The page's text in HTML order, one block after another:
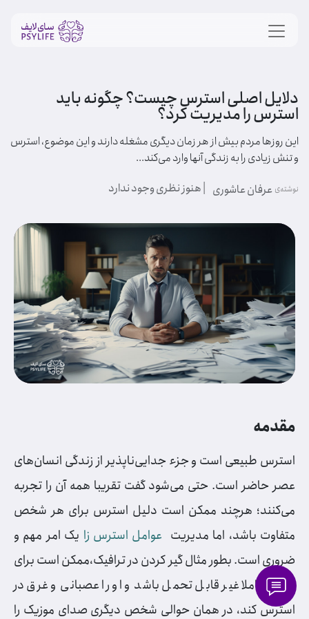
دلایل اصلی استرس چیست؟ چگونه باید
استرس را مدیریت کرد؟
این روزها مردم بیش از هر زمان دیگری مشغله دارند و این موضوع، استرس
و تنش زیادی را به زندگی آنها وارد می‌کند...
نوشته‌ی عرفان عاشوری | هنوز نظری وجود ندارد
مقدمه
استرس طبیعی است و جزء جدایی‌ناپذیر از زندگی انسان‌های
عصر حاضر است. حتی می‌شود گفت تقریبا همه آن را تجربه
می‌کنند؛ هرچند ممکن است دلیل استرس برای هر شخص
متفاوت باشد، اما مدیریت عوامل استرس زا یک امر مهم و
ضروری است. بطور مثال گیر کردن در ترافیک،ممکن است برای
فردی کاملا غیر قابل تحمل باشد و او را عصبانی و غرق در
استرس کند، در همان حوالی شخص دیگری صدای موزیک را